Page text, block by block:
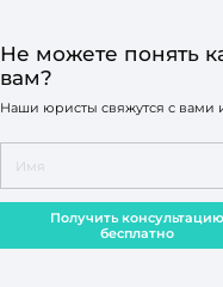
Не можете понять
вам?
Наши юристы свяжутся с вами
Получить консультацию
бесплатно